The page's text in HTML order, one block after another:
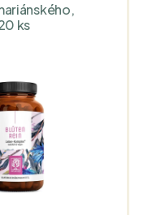
jsou
QR kódu
ks